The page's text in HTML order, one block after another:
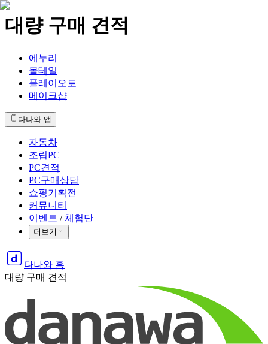
대량 구매 견적
에누리
몰테일
플레이오토
메이크샵
다나와 앱
자동차
조립PC
PC견적
PC구매상담
쇼핑기획전
커뮤니티
이벤트 / 체험단
더보기
다나와 홈
대량 구매 견적